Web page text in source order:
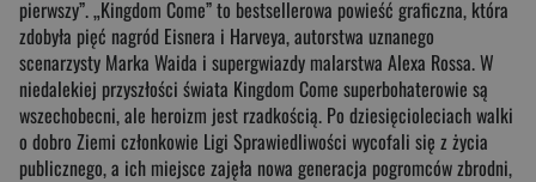
pierwszy”. „Kingdom Come” to bestsellerowa powieść graficzna, która
zdobyła pięć nagród Eisnera i Harveya, autorstwa uznanego
scenarzysty Marka Waida i supergwiazdy malarstwa Alexa Rossa. W
niedalekiej przyszłości świata Kingdom Come superbohaterowie są
wszechobecni, ale heroizm jest rzadkością. Po dziesięcioleciach walki
o dobro Ziemi członkowie Ligi Sprawiedliwości wycofali się z życia
publicznego, a ich miejsce zajęła nowa generacja pogromców zbrodni,